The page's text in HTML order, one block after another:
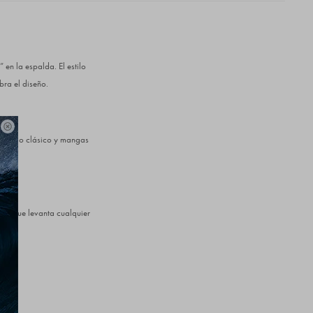

en la espalda. El estilo
el diseño.
clásico y mangas
que levanta cualquier